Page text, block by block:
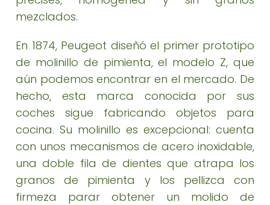
mezclados.
En 1874, Peugeot diseñó el primer prototipo
de molinillo de pimienta, el modelo Z, que
aún podemos encontrar en el mercado. De
hecho, esta marca conocida por sus
coches sigue fabricando objetos para
cocina. Su molinillo es excepcional: cuenta
con unos mecanismos de acero inoxidable,
una doble fila de dientes que atrapa los
granos de pimienta y los pellizca con
firmeza parar obtener un molido de